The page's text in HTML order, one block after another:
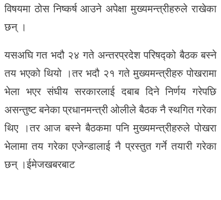
विषयमा ठोस निष्कर्ष आउने अपेक्षा मुख्यमन्त्रीहरुले राखेका
छन् ।
यसअघि गत भदौ २४ गते अन्तरप्रदेश परिषद्को बैठक बस्ने
तय भएको थियो ।तर भदौ २१ गते मुख्यमन्त्रीहरु पोखरामा
भेला भएर संघीय सरकारलाई दबाब दिने निर्णय गरेपछि
असन्तुष्ट बनेका प्रधानमन्त्री ओलीले बैठक नै स्थगित गरेका
थिए ।तर आज बस्ने बैठकमा पनि मुख्यमन्त्रीहरुले पोखरा
भेलामा तय गरेका एजेन्डालाई नै प्रस्तुत गर्ने तयारी गरेका
छन् ।ईमेजखबरबाट